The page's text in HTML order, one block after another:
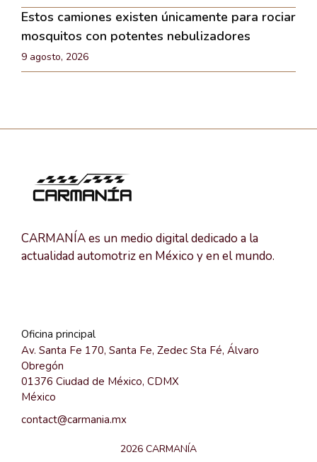
Estos camiones existen únicamente para rociar
mosquitos con potentes nebulizadores
9 agosto, 2026
CARMANÍA es un medio digital dedicado a la
actualidad automotriz en México y en el mundo.
Oficina principal
Av. Santa Fe 170, Santa Fe, Zedec Sta Fé, Álvaro
Obregón
01376 Ciudad de México, CDMX
México
contact@carmania.mx
2026 CARMANÍA